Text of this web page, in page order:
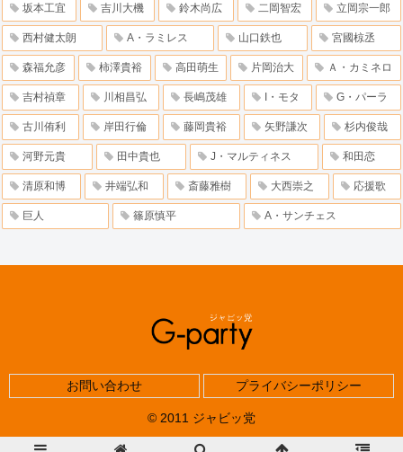
坂本工宜 吉川大機 鈴木尚広 二岡智宏 立岡宗一郎
西村健太朗 A・ラミレス 山口鉄也 宮國椋丞
森福允彦 柿澤貴裕 高田萌生 片岡治大 Ａ・カミネロ
吉村禎章 川相昌弘 長嶋茂雄 I・モタ G・パーラ
古川侑利 岸田行倫 藤岡貴裕 矢野謙次 杉内俊哉
河野元貴 田中貴也 J・マルティネス 和田恋
清原和博 井端弘和 斎藤雅樹 大西崇之 応援歌
巨人 篠原慎平 A・サンチェス
お問い合わせ プライバシーポリシー
© 2011 ジャビッ党